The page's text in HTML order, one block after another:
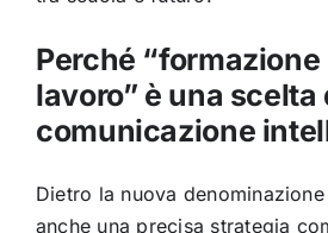
Perché
lavoro” è una scelta
comunicazione
Dietro la nuova
anche una precisa strategia